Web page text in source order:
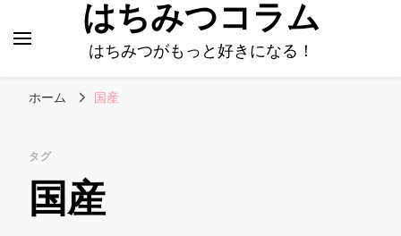
はちみつコラム
はちみつがもっと好きになる！
ホーム 国産
タグ
国産